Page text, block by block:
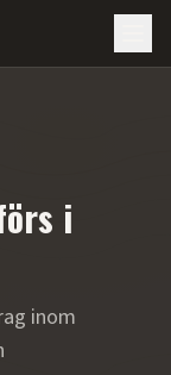
i
inom